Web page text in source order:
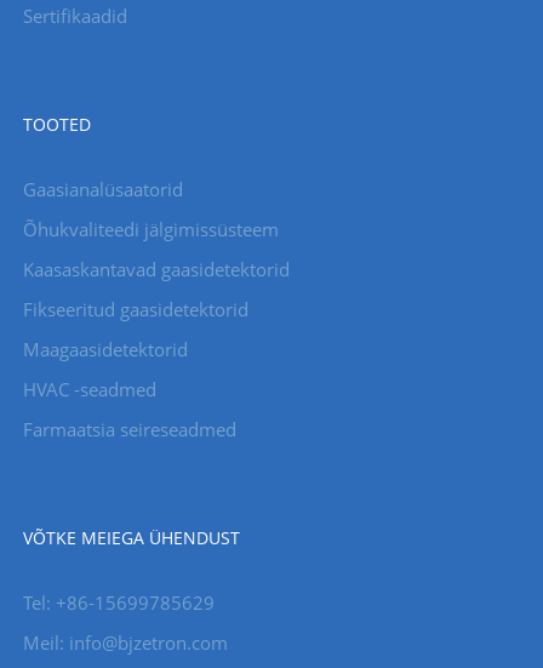
Sertifikaadid
TOOTED
Gaasianalüsaatorid
Õhukvaliteedi jälgimissüsteem
Kaasaskantavad gaasidetektorid
Fikseeritud gaasidetektorid
Maagaasidetektorid
HVAC -seadmed
Farmaatsia seireseadmed
VÕTKE MEIEGA ÜHENDUST
Tel: +86-15699785629
Meil: info@bjzetron.com